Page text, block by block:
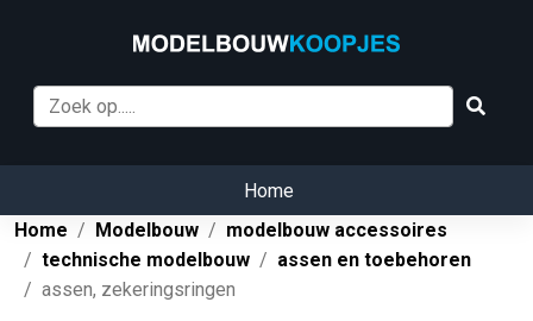
Home
Home
Modelbouw
modelbouw accessoires
technische modelbouw
assen en toebehoren
assen, zekeringsringen